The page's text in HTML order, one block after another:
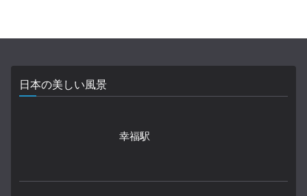
日本の美しい風景
幸福駅